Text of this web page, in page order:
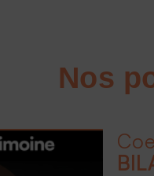
Nos